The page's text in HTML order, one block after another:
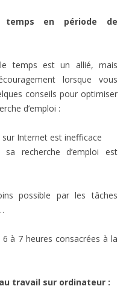
temps en période de
temps est un allié, mais
lorsque vous
conseils pour optimiser
d’emploi :
Internet est inefficace
recherche d’emploi est
possible par les tâches
à 7 heures consacrées à la
travail sur ordinateur :